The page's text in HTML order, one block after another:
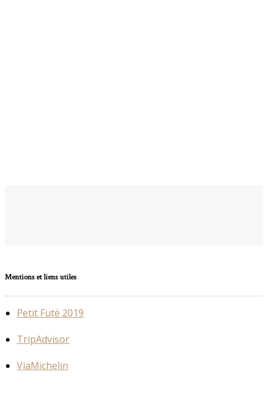
Mentions et liens utiles
Petit Futé 2019
TripAdvisor
ViaMichelin